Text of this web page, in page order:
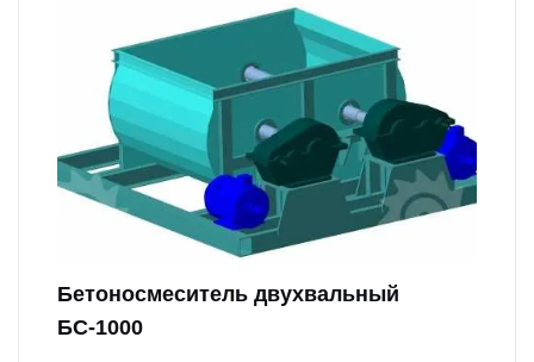
Бетоносмеситель двухвальный
БС-1000